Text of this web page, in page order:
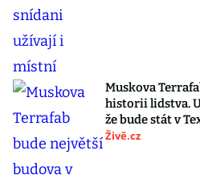
Muskova
historii lidstva.
že bude stát v
Živě.cz